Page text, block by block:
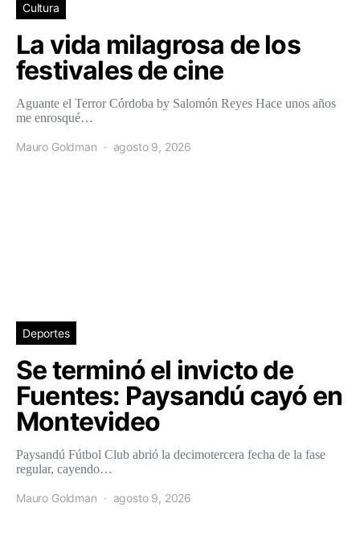
Cultura
La vida milagrosa de los
festivales de cine
Aguante el Terror Córdoba by Salomón Reyes Hace unos años
me enrosqué…
Mauro Goldman agosto 9, 2026
Deportes
Se terminó el invicto de
Fuentes: Paysandú cayó en
Montevideo
Paysandú Fútbol Club abrió la decimotercera fecha de la fase
regular, cayendo…
Mauro Goldman agosto 9, 2026